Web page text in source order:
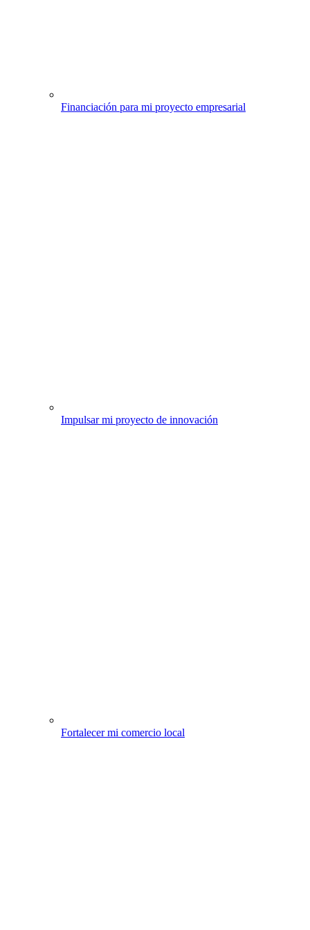
Financiación para mi proyecto empresarial
Impulsar mi proyecto de innovación
Fortalecer mi comercio local